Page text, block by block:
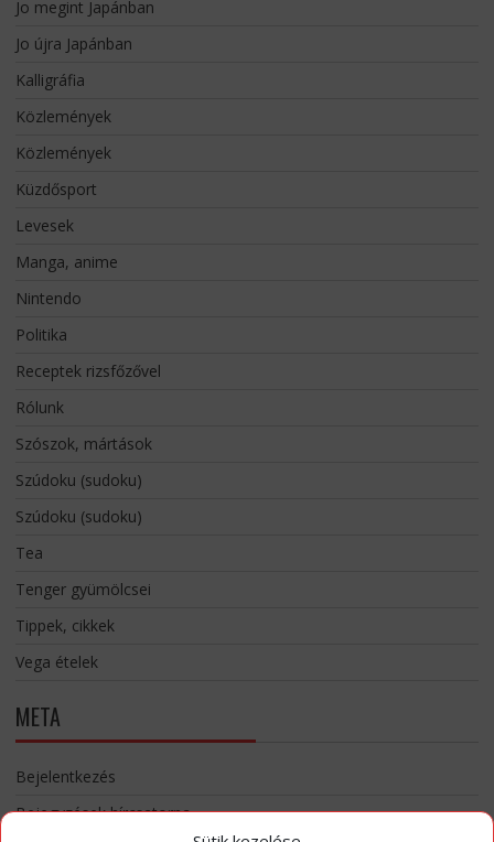
Jo megint Japánban
Jo újra Japánban
Kalligráfia
Közlemények
Közlemények
Küzdősport
Levesek
Manga, anime
Nintendo
Politika
Receptek rizsfőzővel
Rólunk
Szószok, mártások
Szúdoku (sudoku)
Szúdoku (sudoku)
Tea
Tenger gyümölcsei
Tippek, cikkek
Vega ételek
META
Bejelentkezés
Bejegyzések hírcsatorna